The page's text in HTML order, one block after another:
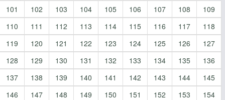
101
102 103 104 105 106 107 108
109
110
111 112 113 114 115 116 117
118
119
120 121 122 123 124 125 126
127
128
129 130 131 132 133 134 135
136
137
138 139 140 141 142 143 144
145
146
147 148 149 150 151 152 153
154